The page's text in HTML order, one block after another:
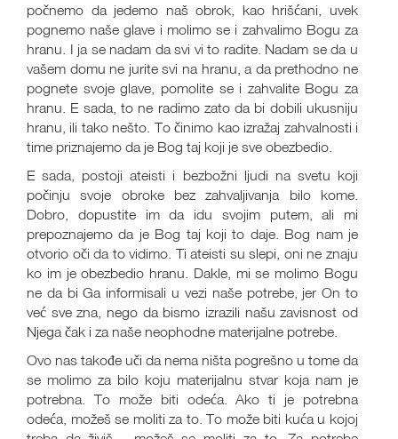
počnemo da jedemo naš obrok, kao hrišćani, uvek
pognemo naše glave i molimo se i zahvalimo Bogu za
hranu. I ja se nadam da svi vi to radite. Nadam se da u
vašem domu ne jurite svi na hranu, a da prethodno ne
pognete svoje glave, pomolite se i zahvalite Bogu za
hranu. E sada, to ne radimo zato da bi dobili ukusniju
hranu, ili tako nešto. To činimo kao izražaj zahvalnosti i
time priznajemo da je Bog taj koji je sve obezbedio.
E sada, postoji ateisti i bezbožni ljudi na svetu koji
počinju svoje obroke bez zahvaljivanja bilo kome.
Dobro, dopustite im da idu svojim putem, ali mi
prepoznajemo da je Bog taj koji to daje. Bog nam je
otvorio oči da to vidimo. Ti ateisti su slepi, oni ne znaju
ko im je obezbedio hranu. Dakle, mi se molimo Bogu
ne da bi Ga informisali u vezi naše potrebe, jer On to
već sve zna, nego da bismo izrazili našu zavisnost od
Njega čak i za naše neophodne materijalne potrebe.
Ovo nas takođe uči da nema ništa pogrešno u tome da
se molimo za bilo koju materijalnu stvar koja nam je
potrebna. To može biti odeća. Ako ti je potrebna
odeća, možeš se moliti za to. To može biti kuća u kojoj